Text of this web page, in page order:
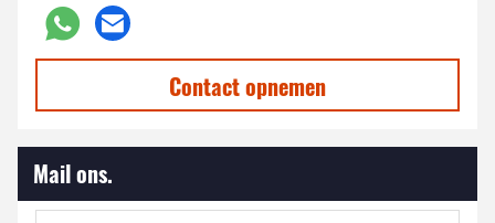
Contact opnemen
Mail ons.